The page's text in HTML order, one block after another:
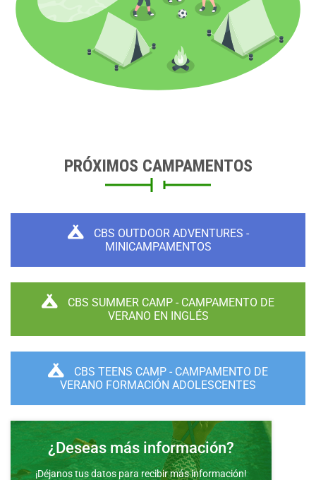
PRÓXIMOS CAMPAMENTOS
CBS OUTDOOR ADVENTURES -
MINICAMPAMENTOS
CBS SUMMER CAMP - CAMPAMENTO DE
VERANO EN INGLÉS
CBS TEENS CAMP - CAMPAMENTO DE
VERANO FORMACIÓN ADOLESCENTES
¿Deseas más información?
¡Déjanos tus datos para recibir más información!